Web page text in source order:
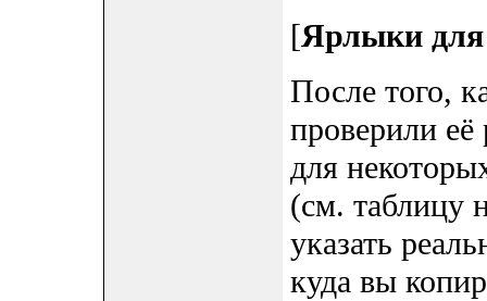
[Ярлыки для
После того,
проверили
для
(см. таблицу
указать
куда вы